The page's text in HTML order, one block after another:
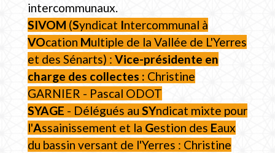
intercommunaux.
SIVOM (Syndicat Intercommunal à
VOcation Multiple de la Vallée de L'Yerres
et des Sénarts) : Vice-présidente en
charge des collectes : Christine
GARNIER - Pascal ODOT
SYAGE - Délégués au SYndicat mixte pour
l'Assainissement et la Gestion des Eaux
du bassin versant de l'Yerres : Christine